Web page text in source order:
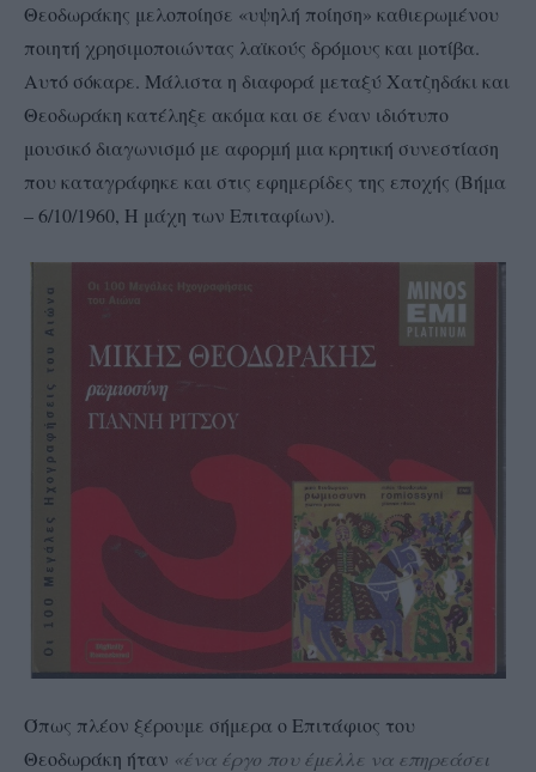
Θεοδωράκης μελοποίησε «υψηλή ποίηση» καθιερωμένου
ποιητή χρησιμοποιώντας λαϊκούς δρόμους και μοτίβα.
Αυτό σόκαρε. Μάλιστα η διαφορά μεταξύ Χατζηδάκι και
Θεοδωράκη κατέληξε ακόμα και σε έναν ιδιότυπο
μουσικό διαγωνισμό με αφορμή μια κρητική συνεστίαση
που καταγράφηκε και στις εφημερίδες της εποχής (Βήμα
– 6/10/1960, Η μάχη των Επιταφίων).
Όπως πλέον ξέρουμε σήμερα ο Επιτάφιος του
Θεοδωράκη ήταν «ένα έργο που έμελλε να επηρεάσει